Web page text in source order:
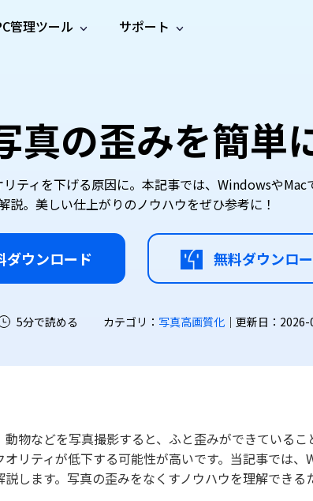
タ復元
タを復元
LINE データ復元
LINEのデータを復元
写真修
復
メント
修復
動画高
画質化
AI
写真高
画質化
AI
オンラ
オンラ
管理ツール
削除
新製
ップ＆最適化
WindowsのDLLエラーを修復
Email Repair
破損したPST/OSTファイルを修復
サポート
ター 真の歪みを簡単
ティを下げる原因に。本記事では、Windowsや
説。美しい仕上がりのノウハウをぜひ参考に！
ダウンロード 無料ダウンロ
5分で読める カテゴリ： 写真高画質化 ｜更新日：
動物などを写真撮影すると、ふと歪みができている
オリティが低下する可能性が高いです。当記事では
説します。写真の歪みをなくすノウハウを理解でき